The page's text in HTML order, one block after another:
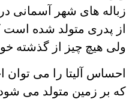
زباله های شهر آسمانی
از پدری متولد شده است
ولی هیچ چیز از گذشته
احساس آلیتا را می
که بر زمین متولد می